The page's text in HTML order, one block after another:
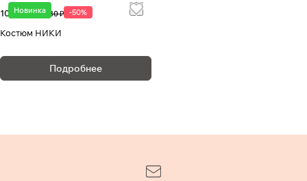
Новинка
10 140 ₽20 280 ₽ -50%
Костюм НИКИ
Подробнее